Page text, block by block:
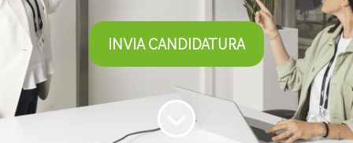
INVIA CANDIDATURA